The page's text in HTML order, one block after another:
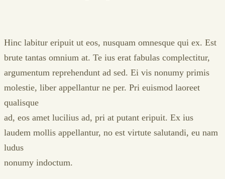
Hinc labitur eripuit ut eos, nusquam omnesque qui ex. Est
brute tantas omnium at. Te ius erat fabulas complectitur,
argumentum reprehendunt ad sed. Ei vis nonumy primis
molestie, liber appellantur ne per. Pri euismod laoreet
qualisque
ad, eos amet lucilius ad, pri at putant eripuit. Ex ius
laudem mollis appellantur, no est virtute salutandi, eu nam
ludus
nonumy indoctum.